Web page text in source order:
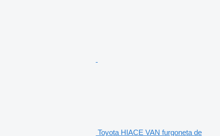
Toyota HIACE VAN furgoneta de